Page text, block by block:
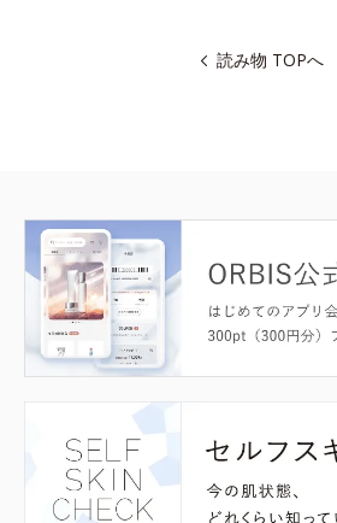
読み物 TOPへ